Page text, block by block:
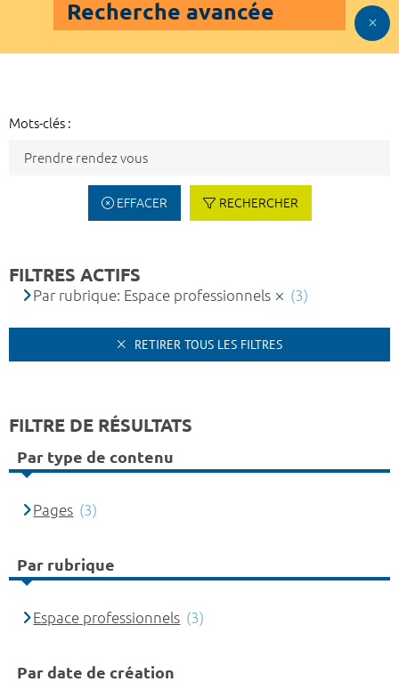
Recherche avancée
Mots-clés :
EFFACER RECHERCHER
FILTRES ACTIFS
Par rubrique: Espace professionnels (3)
RETIRER TOUS LES FILTRES
FILTRE DE RÉSULTATS
Par type de contenu
Pages (3)
Par rubrique
Espace professionnels (3)
Par date de création